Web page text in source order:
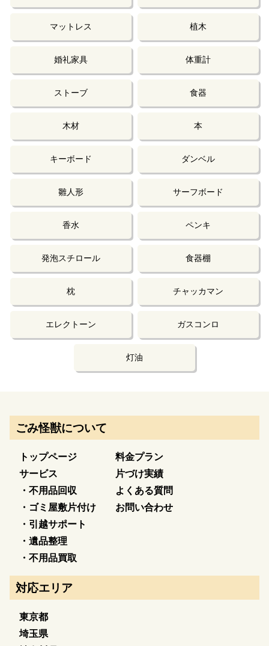
マットレス 植木
婚礼家具 体重計
ストーブ 食器
木材 本
キーボード ダンベル
雛人形 サーフボード
香水 ペンキ
発泡スチロール 食器棚
枕 チャッカマン
エレクトーン ガスコンロ
灯油
ごみ怪獣について
トップページ
サービス
・不用品回収
・ゴミ屋敷片付け
・引越サポート
・遺品整理
・不用品買取
料金プラン
片づけ実績
よくある質問
お問い合わせ
対応エリア
東京都
埼玉県